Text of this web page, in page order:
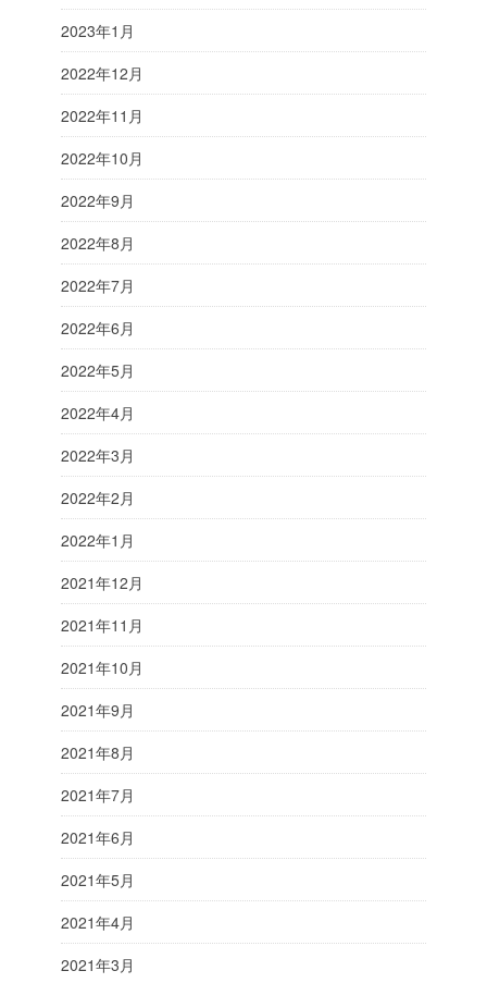
2023年1月
2022年12月
2022年11月
2022年10月
2022年9月
2022年8月
2022年7月
2022年6月
2022年5月
2022年4月
2022年3月
2022年2月
2022年1月
2021年12月
2021年11月
2021年10月
2021年9月
2021年8月
2021年7月
2021年6月
2021年5月
2021年4月
2021年3月